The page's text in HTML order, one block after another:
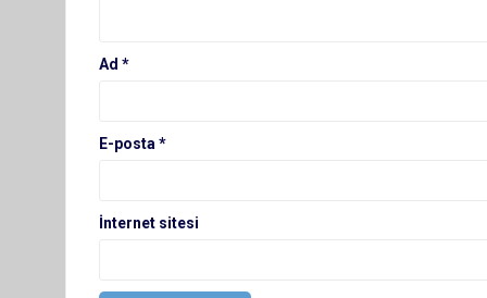
Ad *
E-posta *
İnternet sitesi